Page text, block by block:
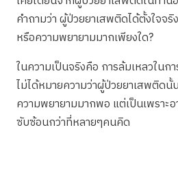
คำถามว่า ผู้ป่วยยาเสพติดได้ตั้งใจจ
หรือความพยายามมากเพียงใด?
ในความเป็นจริงคือ การล้มเหลวในก
ไม่ได้หมายความว่าผู้ป่วยยาเสพติดนั้
ความพยายามมากพอ แต่เป็นเพราะ
ซับซ้อนกว่าที่หลายๆคนคิด